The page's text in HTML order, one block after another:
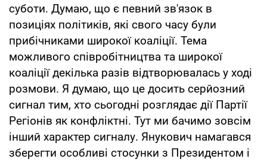
суботи. Думаю, що є певний зв'язок в
позиціях політиків, які свого часу були
прибічниками широкої коаліції. Тема
можливого співробітництва та широкої
коаліції декілька разів відтворювалась у ході
розмови. Я думаю, що це досить серйозний
сигнал тим, хто сьогодні розглядає дії Партії
Регіонів як конфліктні. Тут ми бачимо зовсім
інший характер сигналу. Янукович намагався
зберегти особливі стосунки з Президентом і